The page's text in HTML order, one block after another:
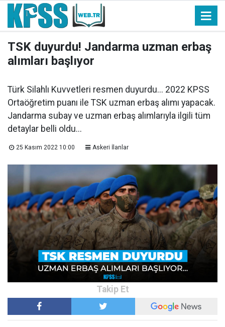
TSK duyurdu! Jandarma uzman erbaş
alımları başlıyor
Türk Silahlı Kuvvetleri resmen duyurdu... 2022 KPSS
Ortaöğretim puanı ile TSK uzman erbaş alımı yapacak.
Jandarma subay ve uzman erbaş alımlarıyla ilgili tüm
detaylar belli oldu...
25 Kasım 2022 10:00 Askeri İlanlar